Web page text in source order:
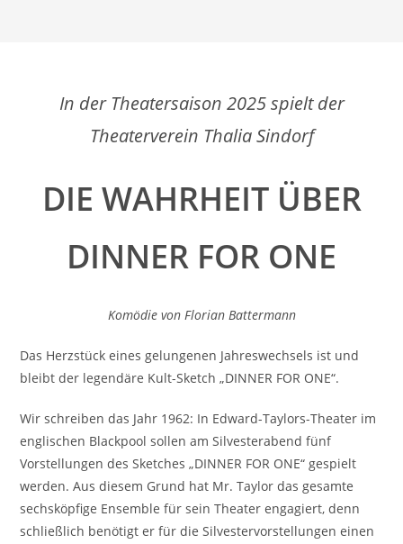
In der Theatersaison 2025 spielt der
Theaterverein Thalia Sindorf
DIE WAHRHEIT ÜBER
DINNER FOR ONE
Komödie von Florian Battermann
Das Herzstück eines gelungenen Jahreswechsels ist und
bleibt der legendäre Kult-Sketch „DINNER FOR ONE“.
Wir schreiben das Jahr 1962: In Edward-Taylors-Theater im
englischen Blackpool sollen am Silvesterabend fünf
Vorstellungen des Sketches „DINNER FOR ONE“ gespielt
werden. Aus diesem Grund hat Mr. Taylor das gesamte
sechsköpfige Ensemble für sein Theater engagiert, denn
schließlich benötigt er für die Silvestervorstellungen einen